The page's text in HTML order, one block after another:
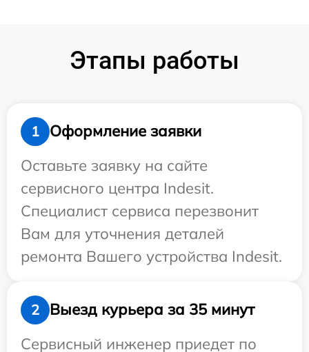
Этапы работы
1
Оформление заявки
Оставьте заявку на сайте
сервисного центра Indesit.
Специалист сервиса перезвонит
Вам для уточнения деталей
ремонта Вашего устройства Indesit.
2
Выезд курьера за 35 минут
Сервисный инженер приедет по